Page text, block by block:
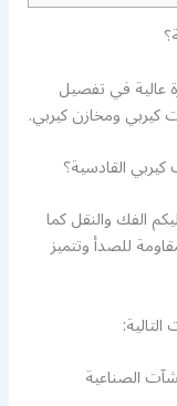
عالية في تفصيل
ومخازن كيربي.
القادسية؟
الفك والنقل كما
للصدأ وتتميز
الصناعية